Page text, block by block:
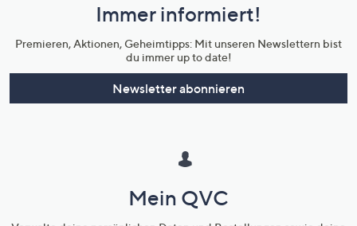
Unternehmensinformationen
Immer informiert!
Premieren, Aktionen, Geheimtipps: Mit unseren Newslettern bist
du immer up to date!
Newsletter abonnieren
Mein QVC